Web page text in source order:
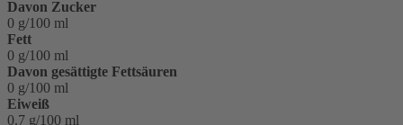
Davon Zucker
0 g/100 ml
Fett
0 g/100 ml
Davon gesättigte Fettsäuren
0 g/100 ml
Eiweiß
0.7 g/100 ml